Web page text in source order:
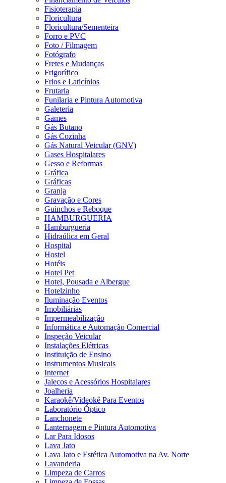
Fisioterapia
Floricultura
Floricultura/Sementeira
Forro e PVC
Foto / Filmagem
Fotógrafo
Fretes e Mudanças
Frigorífico
Frios e Laticínios
Frutaria
Funilaria e Pintura Automotiva
Galeteria
Games
Gás Butano
Gás Cozinha
Gás Natural Veicular (GNV)
Gases Hospitalares
Gesso e Reformas
Gráfica
Gráficas
Granja
Gravação e Cores
Guinchos e Reboque
HAMBURGUERIA
Hamburgueria
Hidraúlica em Geral
Hospital
Hostel
Hotéis
Hotel Pet
Hotel, Pousada e Albergue
Hotelzinho
Iluminação Eventos
Imobiliárias
Impermeabilização
Informática e Automação Comercial
Inspeção Veicular
Instalações Elétricas
Instituição de Ensino
Instrumentos Musicais
Internet
Jalecos e Acessórios Hospitalares
Joalheria
Karaokê/Videokê Para Eventos
Laboratório Óptico
Lanchonete
Lanternagem e Pintura Automotiva
Lar Para Idosos
Lava Jato
Lava Jato e Estética Automotiva na Av. Norte
Lavanderia
Limpeza de Carros